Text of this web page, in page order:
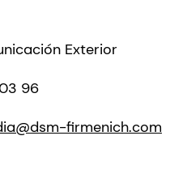
Exterior
96
firmenich.com